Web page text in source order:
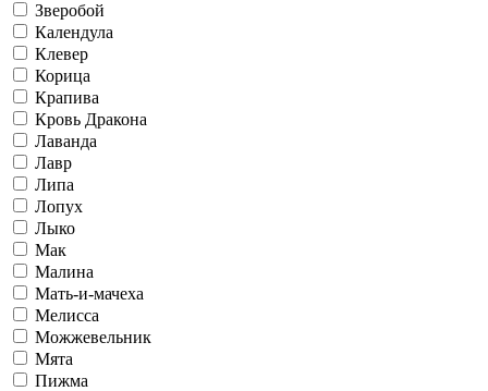
Зверобой
Календула
Клевер
Корица
Крапива
Кровь Дракона
Лаванда
Лавр
Липа
Лопух
Лыко
Мак
Малина
Мать-и-мачеха
Мелисса
Можжевельник
Мята
Пижма